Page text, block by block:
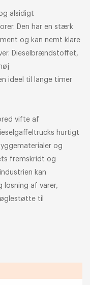
alsidigt
Den har en stærk
og kan nemt klare
Dieselbrændstoffet,
ideel til lange timer
vifte af
hurtigt
og
fremskridt og
kan
losning af varer,
til